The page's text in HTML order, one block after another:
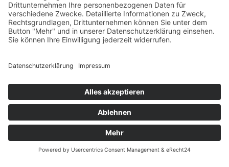
Datenschutz
Fernabsatz
Widerrufsrecht MS
Kontakt
Garantiefall
Batterieverordnung
Ergänzende Allgemeine Geschäftsbedingungen zum
easyCredit-Ratenkauf